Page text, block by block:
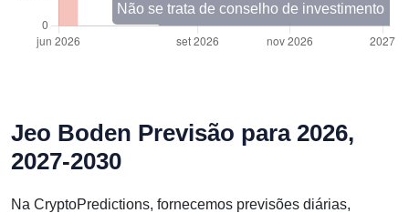
Não se trata de conselho de investimento
Jeo Boden Previsão para 2026,
2027-2030
Na CryptoPredictions, fornecemos previsões diárias,